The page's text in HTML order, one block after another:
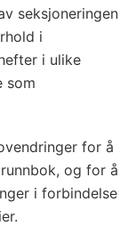
seksjoneringen
i
i ulike
som
for å
og for å
i forbindelse